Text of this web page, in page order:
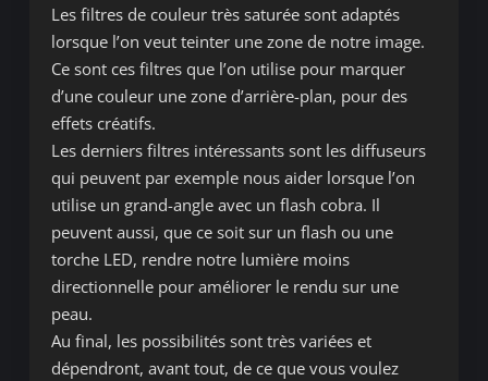
Les filtres de couleur très saturée sont adaptés
lorsque l’on veut teinter une zone de notre image.
Ce sont ces filtres que l’on utilise pour marquer
d’une couleur une zone d’arrière-plan, pour des
effets créatifs.
Les derniers filtres intéressants sont les diffuseurs
qui peuvent par exemple nous aider lorsque l’on
utilise un grand-angle avec un flash cobra. Il
peuvent aussi, que ce soit sur un flash ou une
torche LED, rendre notre lumière moins
directionnelle pour améliorer le rendu sur une
peau.
Au final, les possibilités sont très variées et
dépendront, avant tout, de ce que vous voulez